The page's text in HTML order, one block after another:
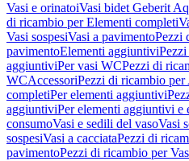
Vasi e orinatoiVasi bidet Geberit
di ricambio per Elementi completi
Vasi sospesiVasi a pavimentoPezzi
pavimentoElementi aggiuntivi
aggiuntiviPer vasi WCPezzi di
WCAccessoriPezzi di ricambio per
completiPer elementi aggiuntivi
aggiuntiviPer elementi aggiuntivi e
consumoVasi e sedili del vasoVasi
sospesiVasi a cacciataPezzi di
pavimentoPezzi di ricambio per